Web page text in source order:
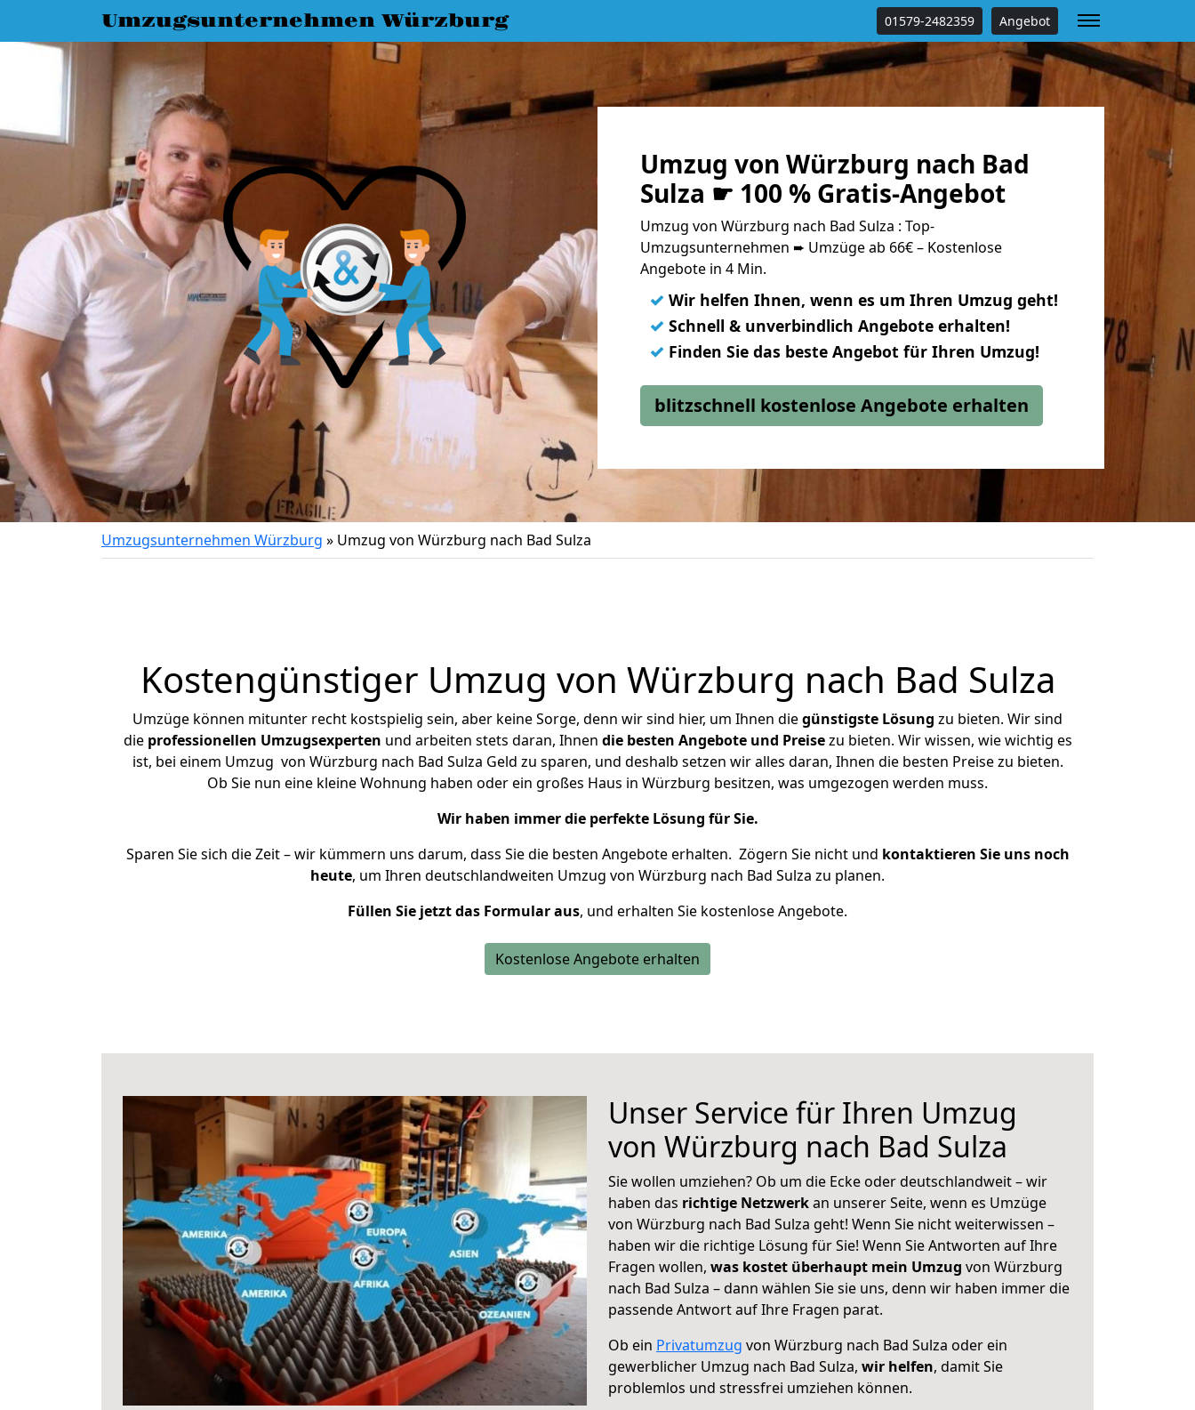
Umzugsunternehmen Würzburg 01579-2482359 Angebot
Umzug von Würzburg nach Bad
Sulza ☛ 100 % Gratis-Angebot
Umzug von Würzburg nach Bad Sulza : Top-
Umzugsunternehmen ➨ Umzüge ab 66€ – Kostenlose
Angebote in 4 Min.
✓ Wir helfen Ihnen, wenn es um Ihren Umzug geht!
✓ Schnell & unverbindlich Angebote erhalten!
✓ Finden Sie das beste Angebot für Ihren Umzug!
blitzschnell kostenlose Angebote erhalten
Umzugsunternehmen Würzburg » Umzug von Würzburg nach Bad Sulza
Kostengünstiger Umzug von Würzburg nach Bad Sulza
Umzüge können mitunter recht kostspielig sein, aber keine Sorge, denn wir sind hier, um Ihnen diegünstigste Lösung zu bieten. Wir sind
die professionellen Umzugsexperten und arbeiten stets daran, Ihnen die besten Angebote und Preisezu bieten. Wir wissen, wie wichtig es
ist, bei einem Umzug von Würzburg nach Bad Sulza Geld zu sparen, und deshalb setzen wir alles daran, Ihnen die besten Preise zu bieten.
Ob Sie nun eine kleine Wohnung haben oder ein großes Haus in Würzburg besitzen, was umgezogen werden muss.
Wir haben immer die perfekte Lösung für Sie.
Sparen Sie sich die Zeit – wir kümmern uns darum, dass Sie die besten Angebote erhalten. Zögern Sie nicht und kontaktieren Sie uns noch
heute, um Ihren deutschlandweiten Umzug von Würzburg nach Bad Sulza zu planen.
Füllen Sie jetzt das Formular aus, und erhalten Sie kostenlose Angebote.
Kostenlose Angebote erhalten
Unser Service für Ihren Umzug
von Würzburg nach Bad Sulza
Sie wollen umziehen? Ob um die Ecke oder deutschlandweit – wir
haben das richtige Netzwerkan unserer Seite, wenn es Umzüge
von Würzburg nach Bad Sulza geht! Wenn Sie nicht weiterwissen –
haben wir die richtige Lösung für Sie! Wenn Sie Antworten auf Ihre
Fragen wollen, was kostet überhaupt mein Umzug von Würzburg
nach Bad Sulza – dann wählen Sie sie uns, denn wir haben immer die
passende Antwort auf Ihre Fragen parat.
Ob ein Privatumzug von Würzburg nach Bad Sulza oder ein
gewerblicher Umzug nach Bad Sulza, wir helfen, damit Sie
problemlos und stressfrei umziehen können.